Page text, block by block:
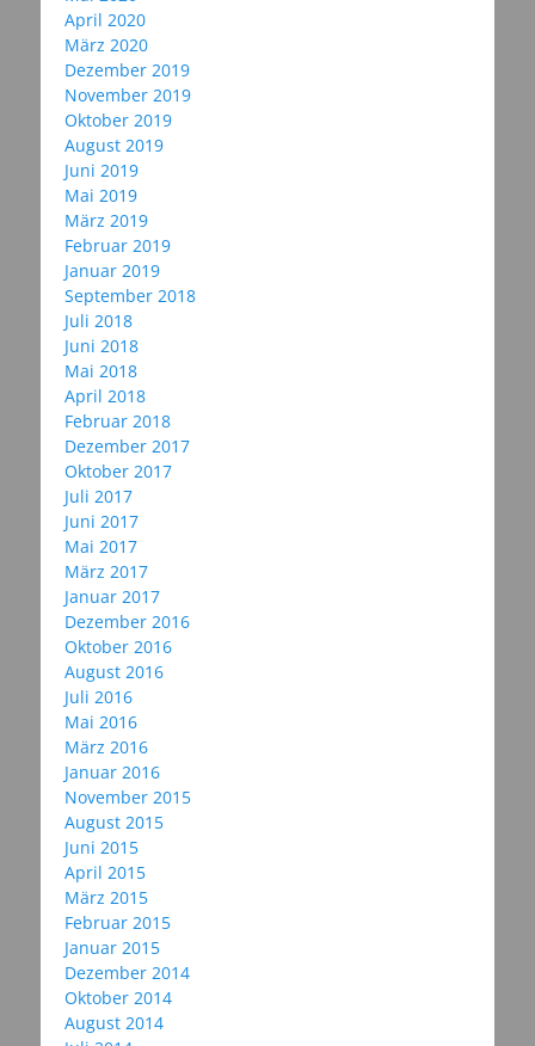
April 2020
März 2020
Dezember 2019
November 2019
Oktober 2019
August 2019
Juni 2019
Mai 2019
März 2019
Februar 2019
Januar 2019
September 2018
Juli 2018
Juni 2018
Mai 2018
April 2018
Februar 2018
Dezember 2017
Oktober 2017
Juli 2017
Juni 2017
Mai 2017
März 2017
Januar 2017
Dezember 2016
Oktober 2016
August 2016
Juli 2016
Mai 2016
März 2016
Januar 2016
November 2015
August 2015
Juni 2015
April 2015
März 2015
Februar 2015
Januar 2015
Dezember 2014
Oktober 2014
August 2014